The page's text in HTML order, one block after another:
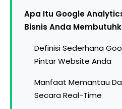
Apa Itu Google
Bisnis Anda
Definisi Sederhana
Pintar Website Anda
Manfaat Memantau
Secara Real-Time